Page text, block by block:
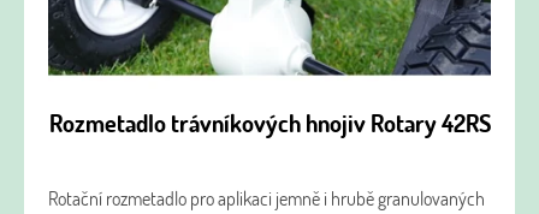
Rozmetadlo trávníkových hnojiv Rotary 42RS
Rotační rozmetadlo pro aplikaci jemně i hrubě granulovaných